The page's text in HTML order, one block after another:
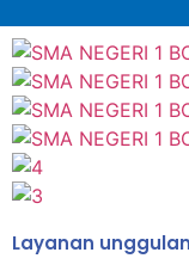
Layanan unggulan